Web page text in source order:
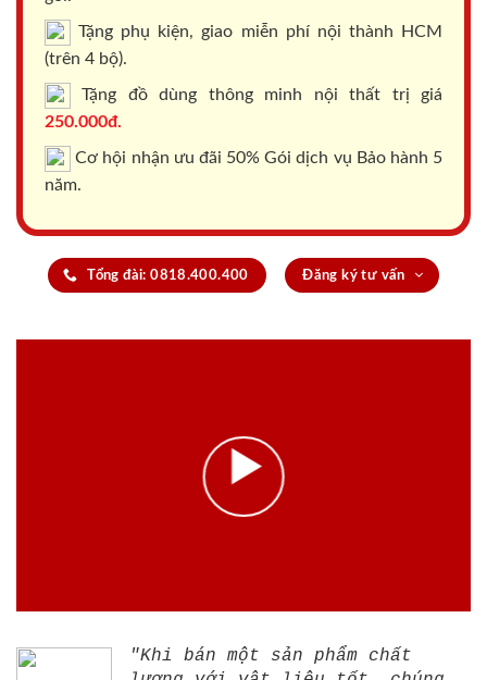
Tặng phụ kiện, giao miễn phí nội thành HCM
(trên 4 bộ).
Tặng đồ dùng thông minh nội thất trị giá
250.000đ.
Cơ hội nhận ưu đãi 50% Gói dịch vụ Bảo hành 5
năm.
Tổng đài: 0818.400.400 Đăng ký tư vấn
"Khi bán một sản phẩm chất